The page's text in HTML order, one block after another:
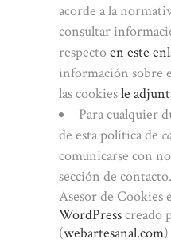
acorde a la
consultar
respectoen este
información sobre
las cookiesle
Para cualquier
de esta política de
comunicarse con
sección de contacto.
Asesor de Cookies
WordPresscreado
(webartesanal.com)